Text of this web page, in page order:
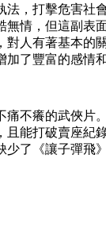
，打擊危害
情，但這副
人有著基本
了豐富的感情
不癢的武俠片
能打破賣座
了《讓子彈飛